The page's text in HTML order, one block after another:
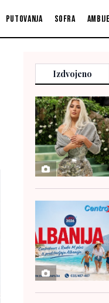
Putovanja Sofra
Izdvojeno